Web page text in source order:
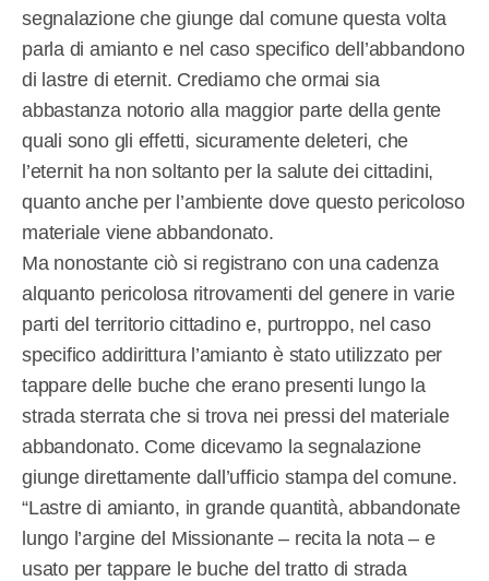
segnalazione che giunge dal comune questa volta
parla di amianto e nel caso specifico dell’abbandono
di lastre di eternit. Crediamo che ormai sia
abbastanza notorio alla maggior parte della gente
quali sono gli effetti, sicuramente deleteri, che
l’eternit ha non soltanto per la salute dei cittadini,
quanto anche per l’ambiente dove questo pericoloso
materiale viene abbandonato.
Ma nonostante ciò si registrano con una cadenza
alquanto pericolosa ritrovamenti del genere in varie
parti del territorio cittadino e, purtroppo, nel caso
specifico addirittura l’amianto è stato utilizzato per
tappare delle buche che erano presenti lungo la
strada sterrata che si trova nei pressi del materiale
abbandonato. Come dicevamo la segnalazione
giunge direttamente dall’ufficio stampa del comune.
“Lastre di amianto, in grande quantità, abbandonate
lungo l’argine del Missionante – recita la nota – e
usato per tappare le buche del tratto di strada